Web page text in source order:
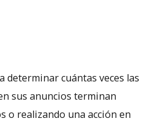
determinar cuántas veces las
sus anuncios terminan
o realizando una acción en